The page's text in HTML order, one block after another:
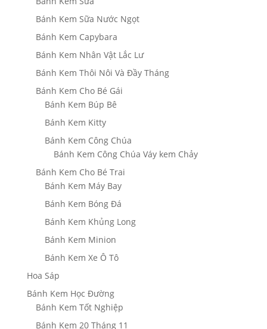
Bánh Kem Sữa Nước Ngọt
Bánh Kem Capybara
Bánh Kem Nhân Vật Lắc Lư
Bánh Kem Thôi Nôi Và Đầy Tháng
Bánh Kem Cho Bé Gái
Bánh Kem Búp Bê
Bánh Kem Kitty
Bánh Kem Công Chúa
Bánh Kem Công Chúa Váy kem Chảy
Bánh Kem Cho Bé Trai
Bánh Kem Máy Bay
Bánh Kem Bóng Đá
Bánh Kem Khủng Long
Bánh Kem Minion
Bánh Kem Xe Ô Tô
Hoa Sáp
Bánh Kem Học Đường
Bánh Kem Tốt Nghiệp
Bánh Kem 20 Tháng 11